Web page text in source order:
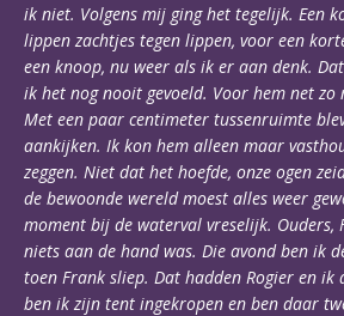
ik niet. Volgens mij ging het tegelijk. Een
lippen zachtjes tegen lippen, voor een
een knoop, nu weer als ik er aan denk.
ik het nog nooit gevoeld. Voor hem net zo
Met een paar centimeter tussenruimte
aankijken. Ik kon hem alleen maar
zeggen. Niet dat het hoefde, onze ogen
de bewoonde wereld moest alles weer
moment bij de waterval vreselijk. Ouders,
niets aan de hand was. Die avond ben ik
toen Frank sliep. Dat hadden Rogier en ik
ben ik zijn tent ingekropen en ben daar